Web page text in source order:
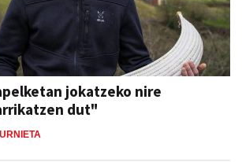
jokatzeko nire
dut"
URNIETA